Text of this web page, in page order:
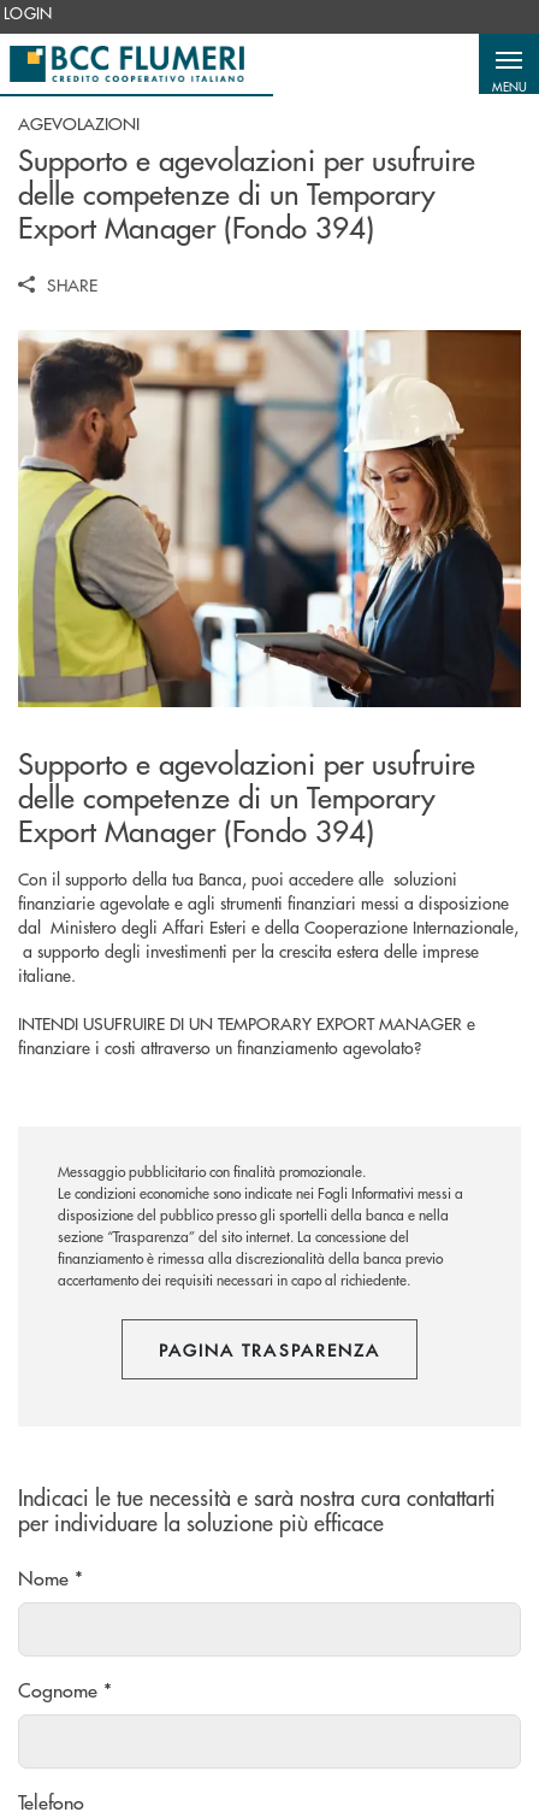
Salta al contenuto principale
LOGIN
MENU
AGEVOLAZIONI
Supporto e agevolazioni per usufruire
delle competenze di un Temporary
Export Manager (Fondo 394)
SHARE
Supporto e agevolazioni per usufruire
delle competenze di un Temporary
Export Manager (Fondo 394)
Con il supporto della tua Banca, puoi accedere alle soluzioni
finanziarie agevolate e agli strumenti finanziari messi a disposizione
dal Ministero degli Affari Esteri e della Cooperazione Internazionale,
a supporto degli investimenti per la crescita estera delle imprese
italiane.
INTENDI USUFRUIRE DI UN TEMPORARY EXPORT MANAGER e
finanziare i costi attraverso un finanziamento agevolato?
Messaggio pubblicitario con finalità promozionale.
Le condizioni economiche sono indicate nei Fogli Informativi messi a
disposizione del pubblico presso gli sportelli della banca e nella
sezione “Trasparenza” del sito internet.La concessione del
finanziamento è rimessa alla discrezionalità della banca previo
accertamento dei requisiti necessari in capo al richiedente.
PAGINA TRASPARENZA
Indicaci le tue necessità e sarà nostra cura contattarti
per individuare la soluzione più efficace
Nome *
Cognome *
Telefono